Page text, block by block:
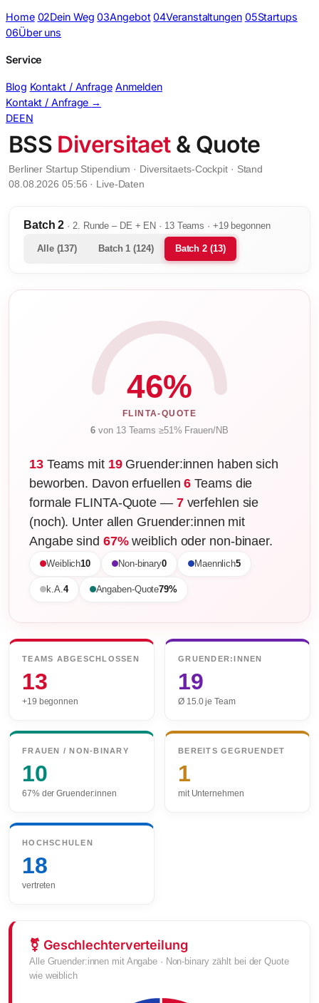
Home 02Dein Weg 03Angebot 04Veranstaltungen 05Startups
06Über uns
Service
Blog Kontakt / Anfrage Anmelden
Kontakt / Anfrage →
DEEN
BSS Diversitaet& Quote
Berliner Startup Stipendium · Diversitaets-Cockpit · Stand
08.08.2026 05:56 · Live-Daten
Batch 2 · 2. Runde – DE + EN · 13 Teams · +19 begonnen
Alle (137) Batch 1 (124) Batch 2 (13)
46%
FLINTA-QUOTE
6 von 13 Teams ≥51% Frauen/NB
13Teams mit 19Gruender:innen haben sich
beworben. Davon erfuellen6 Teams die
formale FLINTA-Quote — 7verfehlen sie
(noch). Unter allen Gruender:innen mit
Angabe sind 67%weiblich oder non-binaer.
Weiblich10 Non-binary0 Maennlich5
k.A. 4 Angaben-Quote79%
TEAMS ABGESCHLOSSEN
13
+19 begonnen
GRUENDER:INNEN
19
Ø 15.0je Team
FRAUEN / NON-BINARY
10
67% der Gruender:innen
BEREITS GEGRUENDET
1
mit Unternehmen
HOCHSCHULEN
18
vertreten
⚧ Geschlechterverteilung
Alle Gruender:innen mit Angabe · Non-binary zählt bei der Quote
wie weiblich